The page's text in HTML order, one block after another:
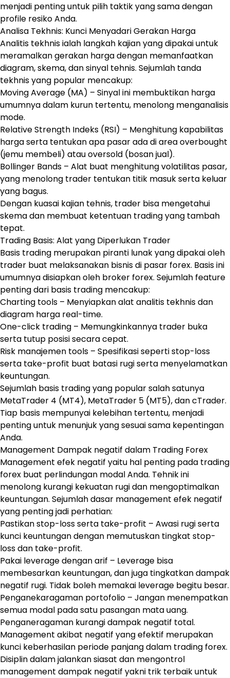
menjadi penting untuk pilih taktik yang sama dengan
profile resiko Anda.
Analisa Tekhnis: Kunci Menyadari Gerakan Harga
Analitis tekhnis ialah langkah kajian yang dipakai untuk
meramalkan gerakan harga dengan memanfaatkan
diagram, skema, dan sinyal tehnis. Sejumlah tanda
tekhnis yang popular mencakup:
Moving Average (MA) – Sinyal ini membuktikan harga
umumnya dalam kurun tertentu, menolong menganalisis
mode.
Relative Strength Indeks (RSI) – Menghitung kapabilitas
harga serta tentukan apa pasar ada di area overbought
(jemu membeli) atau oversold (bosan jual).
Bollinger Bands – Alat buat menghitung volatilitas pasar,
yang menolong trader tentukan titik masuk serta keluar
yang bagus.
Dengan kuasai kajian tehnis, trader bisa mengetahui
skema dan membuat ketentuan trading yang tambah
tepat.
Trading Basis: Alat yang Diperlukan Trader
Basis trading merupakan piranti lunak yang dipakai oleh
trader buat melaksanakan bisnis di pasar forex. Basis ini
umumnya disiapkan oleh broker forex. Sejumlah feature
penting dari basis trading mencakup:
Charting tools – Menyiapkan alat analitis tekhnis dan
diagram harga real-time.
One-click trading – Memungkinkannya trader buka
serta tutup posisi secara cepat.
Risk manajemen tools – Spesifikasi seperti stop-loss
serta take-profit buat batasi rugi serta menyelamatkan
keuntungan.
Sejumlah basis trading yang popular salah satunya
MetaTrader 4 (MT4), MetaTrader 5 (MT5), dan cTrader.
Tiap basis mempunyai kelebihan tertentu, menjadi
penting untuk menunjuk yang sesuai sama kepentingan
Anda.
Management Dampak negatif dalam Trading Forex
Management efek negatif yaitu hal penting pada trading
forex buat perlindungan modal Anda. Tehnik ini
menolong kurangi kekuatan rugi dan mengoptimalkan
keuntungan. Sejumlah dasar management efek negatif
yang penting jadi perhatian:
Pastikan stop-loss serta take-profit – Awasi rugi serta
kunci keuntungan dengan memutuskan tingkat stop-
loss dan take-profit.
Pakai leverage dengan arif – Leverage bisa
membesarkan keuntungan, dan juga tingkatkan dampak
negatif rugi. Tidak boleh memakai leverage begitu besar.
Penganekaragaman portofolio – Jangan menempatkan
semua modal pada satu pasangan mata uang.
Penganeragaman kurangi dampak negatif total.
Management akibat negatif yang efektif merupakan
kunci keberhasilan periode panjang dalam trading forex.
Disiplin dalam jalankan siasat dan mengontrol
management dampak negatif yakni trik terbaik untuk